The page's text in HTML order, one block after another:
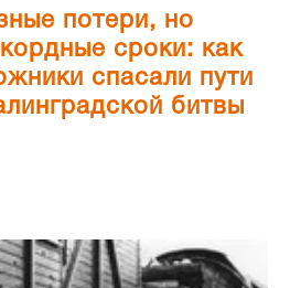
потери, но
сроки: как
спасали пути
битвы